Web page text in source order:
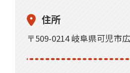
住所
〒509-0214 岐阜県可児市